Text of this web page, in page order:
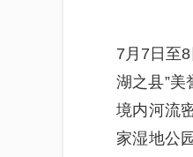
7月7日至
湖之县”
境内河流
家湿地公